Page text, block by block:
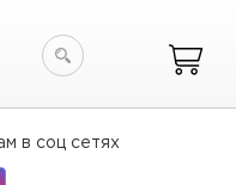
Искать
в соц сетях